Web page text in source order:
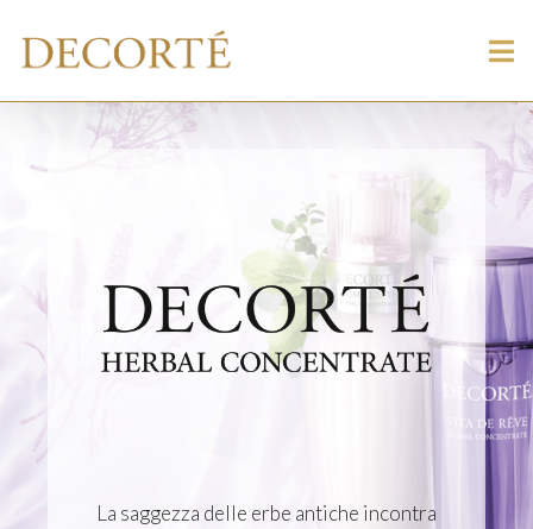
La saggezza delle erbe antiche incontra